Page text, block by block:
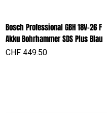
Bosch Professional GBH 18V-26 F
Akku Bohrhammer SDS Plus Blau
Preis
CHF 449.50